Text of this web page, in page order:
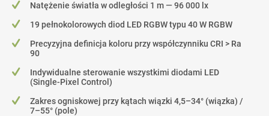
Natężenie światła w odległości 1 m — 96 000 lx
19 pełnokolorowych diod LED RGBW typu 40 W RGBW
Precyzyjna definicja koloru przy współczynniku CRI > Ra
90
Indywidualne sterowanie wszystkimi diodami LED
(Single-Pixel Control)
Zakres ogniskowej przy kątach wiązki 4,5–34° (wiązka) /
7–55° (pole)